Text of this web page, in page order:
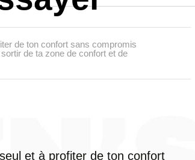
de ton confort sans compromis
de ta zone de confort et de
et à profiter de ton confort